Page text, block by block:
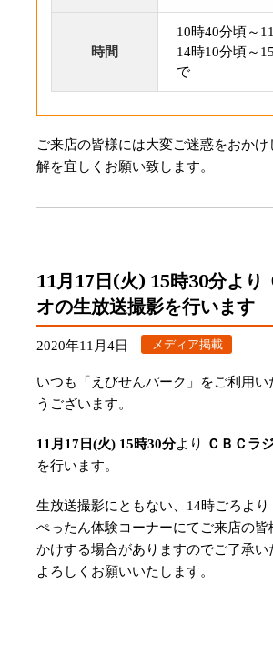
時間
10時40分頃～
14時10分頃～
で
ご来店の皆様には大変ご迷惑をおかけ
解を宜しくお願い致します。
11月17日(火) 15時30分より
オの生放送撮影を行います
2020年11月4日 メディア掲載
いつも「えびせんパーク」をご利用い
うございます。
11月17日(火) 15時30分より ＣＢＣラ
を行います。
生放送撮影にともない、14時ごろよ
ぺったん体験コーナーにてご来店の皆
かけする場合がありますのでご了承い
よろしくお願いいたします。